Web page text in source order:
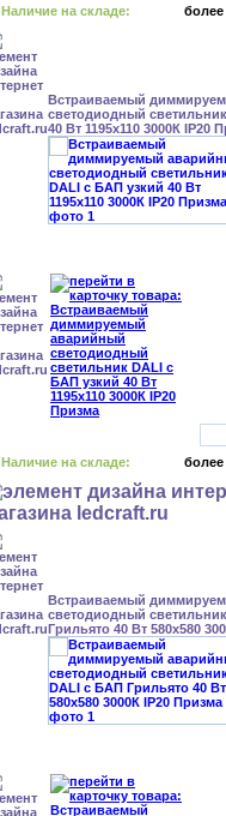
Наличие на складе: более
Встраиваемый
светодиодный
40 Вт 1195x110 3000К IP20
Наличие на складе: более
Встраиваемый
светодиодный
Грильято 40 Вт 580x580